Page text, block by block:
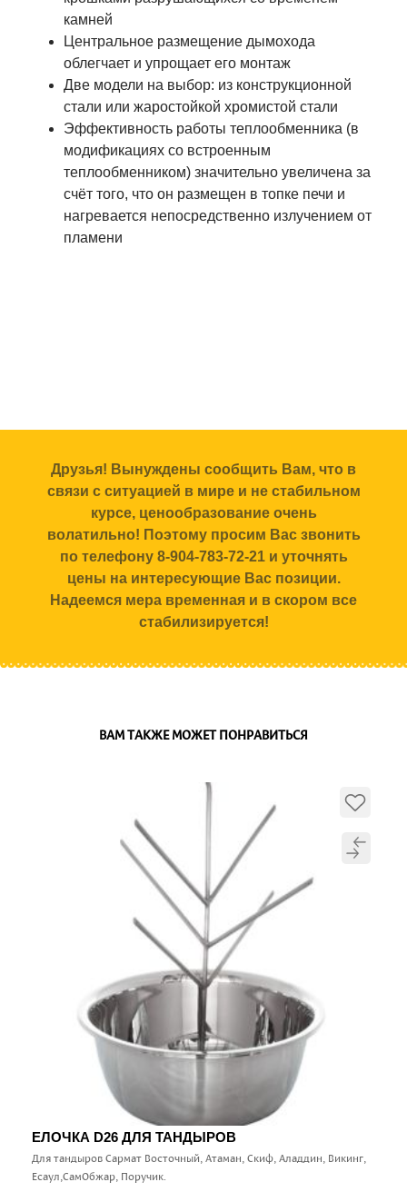
камней
Центральное размещение дымохода
облегчает и упрощает его монтаж
Две модели на выбор: из конструкционной
стали или жаростойкой хромистой стали
Эффективность работы теплообменника (в
модификациях со встроенным
теплообменником) значительно увеличена за
счёт того, что он размещен в топке печи и
нагревается непосредственно излучением от
пламени
Друзья! Вынуждены сообщить Вам, что в
связи с ситуацией в мире и не стабильном
курсе, ценообразование очень
волатильно! Поэтому просим Вас звонить
по телефону 8-904-783-72-21 и уточнять
цены на интересующие Вас позиции.
Надеемся мера временная и в скором все
стабилизируется!
ВАМ ТАКЖЕ МОЖЕТ ПОНРАВИТЬСЯ
ЕЛОЧКА D26 ДЛЯ ТАНДЫРОВ
Для тандыров Сармат Восточный, Атаман, Скиф, Аладдин, Викинг,
Есаул,СамОбжар, Поручик.